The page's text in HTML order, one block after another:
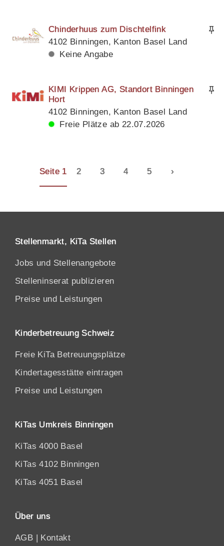
Chinderhuus zum Dischtelfink
4102 Binningen, Kanton Basel Land
Keine Angabe
KIMI Krippen AG, Standort Binningen
Hort
4102 Binningen, Kanton Basel Land
Freie Plätze ab 22.07.2026
Seite 1 2 3 4 5 ›
Stellenmarkt, KiTa Stellen
Jobs und Stellenangebote
Stelleninserat publizieren
Preise und Leistungen
Kinderbetreuung Schweiz
Freie KiTa Betreuungsplätze
Kindertagesstätte eintragen
Preise und Leistungen
KiTas Umkreis Binningen
KiTas 4000 Basel
KiTas 4102 Binningen
KiTas 4051 Basel
Über uns
AGB | Kontakt